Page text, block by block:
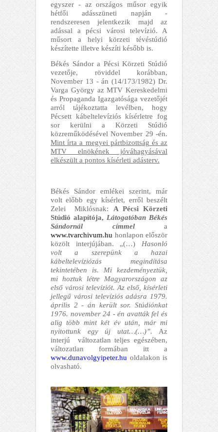
egyszer - az országos műsor egyik
hétfői adásszüneti napján -
rendszeresen jelentkezik majd az
adással a pécsi városi televízió. A
műsort a helyi körzeti tévéstúdió
készítette illetve készíti később is.
Békés Sándor a Pécsi Körzeti Stúdió
vezetője, röviddel korábban,
November 13 - án (14/173/1982) Dr.
Varga György az MTV Kereskedelmi
és Propaganda Igazgatósága vezetőjét
arról tájékoztatta levélben, hogy
Pécsett kábeltelevíziós kísérletre fog
sor kerülni a Körzeti Stúdió
közreműködésével November 29 -én.
Mint írta a megyei pártbizottság és az
MTV elnökének jóváhagyásával
elkészült a pontos kísérleti adásterv.
Békés Sándor emlékei szerint, már
volt előbb egy kísérlet, erről beszélt
Zelei Miklósnak: A Pécsi Körzeti
Stúdió alapítója, Látogatóban Békés
Sándornál címmela
www.tvarchivum.hu honlapon először
közölt interjújában. „(…) Hasonló
volt a szerepünk a hazai
kábeltelevíziózás megindítása
tekintetében is. Mi kezdeményeztük,
mi hoztuk létre Magyarországon az
első városi televíziót. Az első, kísérleti
jellegű városi televíziós adásra 1979.
április 2 - án került sor. Stúdiónkat
1976. november 24 - én avatták fel és
alig több mint két év után, már mi
nyitottunk egy új utat…(…)”. Az
interjú változatlan teljes egészében,
változatlan formában itt a
www.dunavolgyipeter.hu oldalakon is
olvasható.